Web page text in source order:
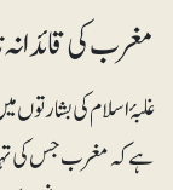
مغرب کی قائدانہ
غلبۂ اسلام کی
ہے کہ مغرب جس کی